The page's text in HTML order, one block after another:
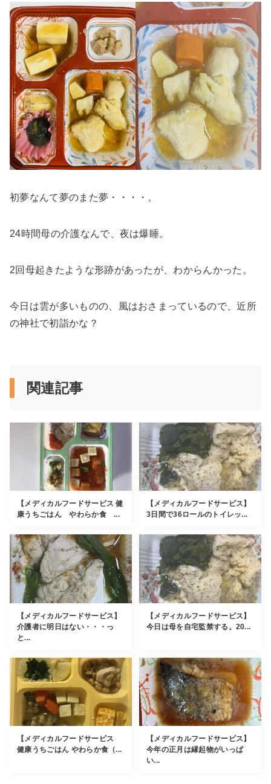
初夢なんて夢のまた夢・・・・。
24時間母の介護なんで、夜は爆睡。
2回母起きたような形跡があったが、わからんかった。
今日は雲が多いものの、風はおさまっているので、近所
の神社で初詣かな？
関連記事
【メディカルフードサービス 健
康うちごはん やわらか食 ...
【メディカルフードサービス】
3日間で36ロールのトイレッ...
【メディカルフードサービス】
介護者に明日はない・・・っ
と...
【メディカルフードサービス】
今日は母を自宅監禁する。20...
【メディカルフードサービス
健康うちごはん やわらか食（...
【メディカルフードサービス】
今年の正月は縁起物がいっぱ
い...